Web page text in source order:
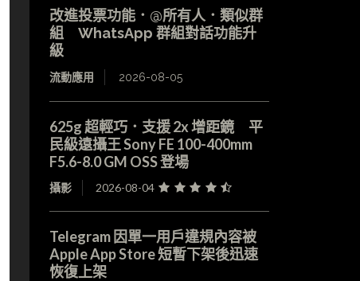
改進投票功能．@所有人．類似群
組 WhatsApp 群組對話功能升
級
流動應用 2026-08-05
625g 超輕巧．支援 2x 增距鏡 平
民級遠攝王 Sony FE 100-400mm
F5.6-8.0 GM OSS 登場
攝影 2026-08-04
Telegram 因單一用戶違規內容被
Apple App Store 短暫下架後迅速
恢復上架